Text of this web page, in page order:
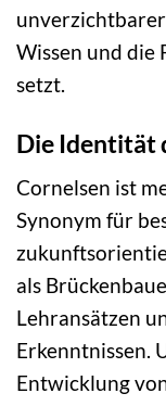
Wissen und die
setzt.
Die Identität
Cornelsen ist
Synonym für
als
Lehransätzen
Erkenntnissen.
Entwicklung